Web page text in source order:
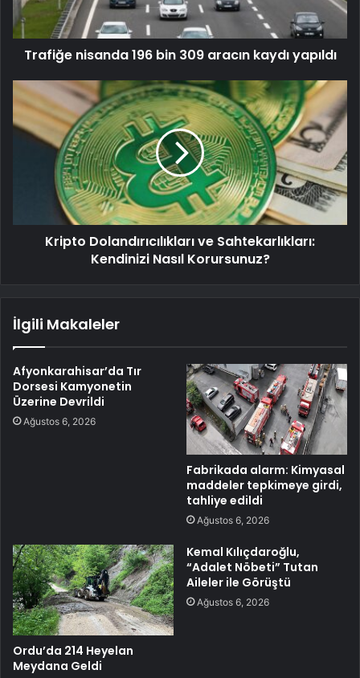
Trafiğe nisanda 196 bin 309 aracın kaydı yapıldı
Kripto Dolandırıcılıkları ve Sahtekarlıkları:
Kendinizi Nasıl Korursunuz?
İlgili Makaleler
Afyonkarahisar’da Tır
Dorsesi Kamyonetin
Üzerine Devrildi
Ağustos 6, 2026
Fabrikada alarm: Kimyasal
maddeler tepkimeye girdi,
tahliye edildi
Ağustos 6, 2026
Ordu’da 214 Heyelan
Meydana Geldi
Kemal Kılıçdaroğlu,
“Adalet Nöbeti” Tutan
Aileler ile Görüştü
Ağustos 6, 2026